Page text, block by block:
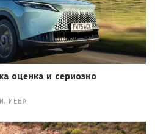
оценка и сериозно